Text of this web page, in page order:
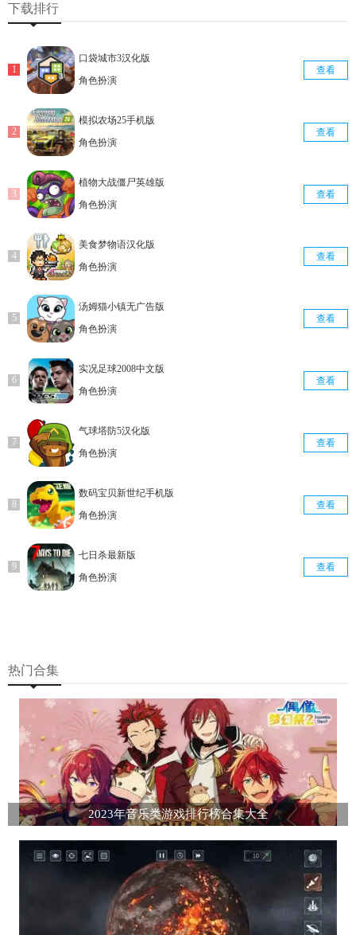
下载排行
口袋城市3汉化版
角色扮演
查看
模拟农场25手机版
角色扮演
查看
植物大战僵尸英雄版
角色扮演
查看
美食梦物语汉化版
角色扮演
查看
汤姆猫小镇无广告版
角色扮演
查看
实况足球2008中文版
角色扮演
查看
气球塔防5汉化版
角色扮演
查看
数码宝贝新世纪手机版
角色扮演
查看
七日杀最新版
角色扮演
查看
热门合集
2023年音乐类游戏排行榜合集大全